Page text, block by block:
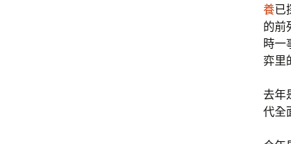
養已
的前
時一
弈里
去年
代全